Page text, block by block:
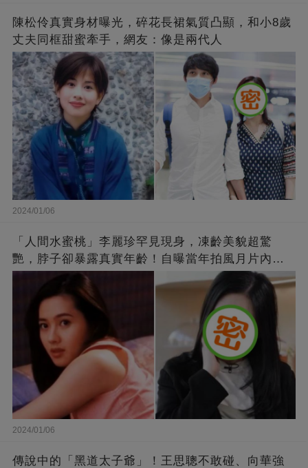
陳松伶真實身材曝光，碎花長裙氣質凸顯，和小8歲
丈夫同框甜蜜牽手，網友：像是兩代人
2024/01/06
「人間水蜜桃」李麗珍罕見現身，凍齡美貌超驚
艷，脖子卻暴露真實年齡！自曝當年拍風月片內
幕，竟是因為「玉女當久了」？
2024/01/06
傳說中的「黑道太子爺」！王思聰不敢碰、向華強